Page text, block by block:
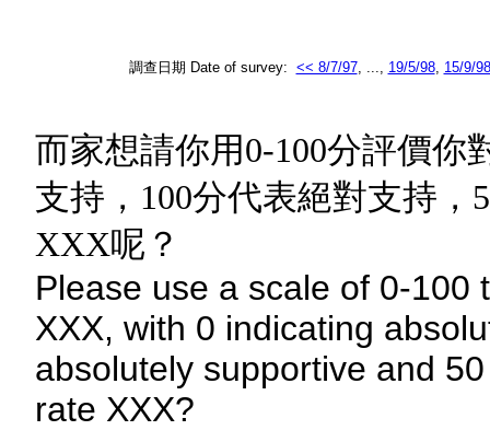
調查日期 Date of survey: << 8/7/97, ..., 19/5/98, 15/9/98
而家想請你用0-100分評價
支持，100分代表絕對支持
XXX呢？
Please use a scale of 0-
XXX, with 0 indicating
absolutely supportive and
rate XXX?